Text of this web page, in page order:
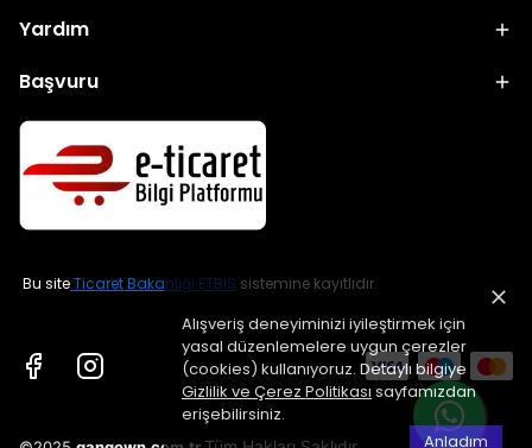
Alışveriş deneyiminizi iyileştirmek için
yasal düzenlemelere uygun çerezler
(cookies) kullanıyoruz. Detaylı bilgiye
Gizlilik ve Çerez Politikası sayfamızdan
erişebilirsiniz.
Anladım
Yardım
Başvuru
Bu siteTicaret Bakanlığı ETBİS sistemine kayıtlıdır.